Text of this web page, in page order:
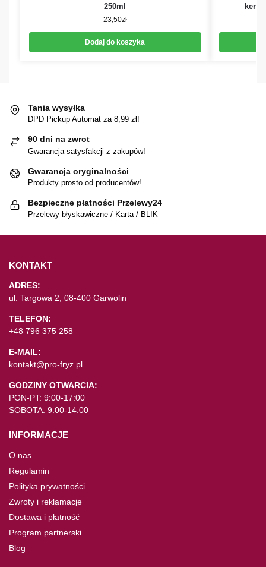
250ml
23,50zł
Dodaj do koszyka
Tania wysyłka
DPD Pickup Automat za 8,99 zł!
90 dni na zwrot
Gwarancja satysfakcji z zakupów!
Gwarancja oryginalności
Produkty prosto od producentów!
Bezpieczne płatności Przelewy24
Przelewy błyskawiczne / Karta / BLIK
KONTAKT
ADRES:
ul. Targowa 2, 08-400 Garwolin
TELEFON:
+48 796 375 258
E-MAIL:
kontakt@pro-fryz.pl
GODZINY OTWARCIA:
PON-PT: 9:00-17:00
SOBOTA: 9:00-14:00
INFORMACJE
O nas
Regulamin
Polityka prywatności
Zwroty i reklamacje
Dostawa i płatność
Program partnerski
Blog